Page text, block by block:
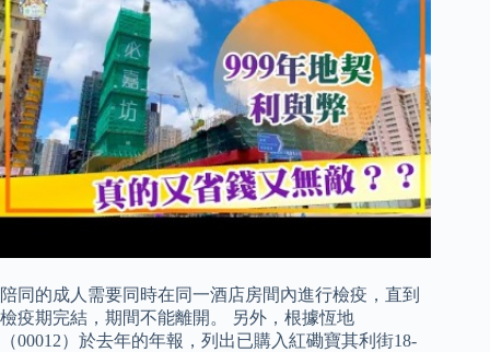
陪同的成人需要同時在同一酒店房間內進行檢疫，直到
檢疫期完結，期間不能離開。 另外，根據恆地
（00012）於去年的年報，列出已購入紅磡寶其利街18-